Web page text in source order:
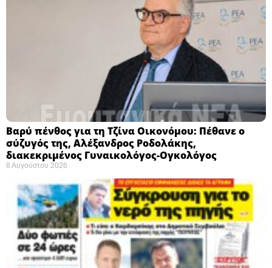
Βαρύ πένθος για τη Τζίνα Οικονόμου: Πέθανε ο
σύζυγός της, Αλέξανδρος Ροδολάκης,
διακεκριμένος Γυναικολόγος-Ογκολόγος
8 Αυγούστου 2026